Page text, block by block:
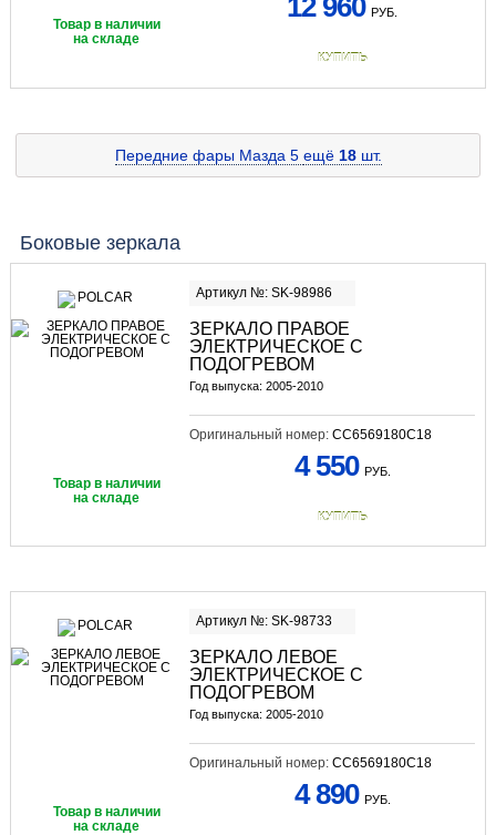
Товар в наличии
на складе
РУБ.
КУПИТЬ
Передние фары Мазда 5 ещё 18шт.
Боковые зеркала
Артикул №: SK-98986
ЗЕРКАЛО ПРАВОЕ
ЭЛЕКТРИЧЕСКОЕ С
ПОДОГРЕВОМ
Год выпуска: 2005-2010
Оригинальный номер: CC6569180C18
Товар в наличии
на складе
4 550 РУБ.
КУПИТЬ
Артикул №: SK-98733
ЗЕРКАЛО ЛЕВОЕ
ЭЛЕКТРИЧЕСКОЕ С
ПОДОГРЕВОМ
Год выпуска: 2005-2010
Оригинальный номер: CC6569180C18
Товар в наличии
на складе
4 890 РУБ.